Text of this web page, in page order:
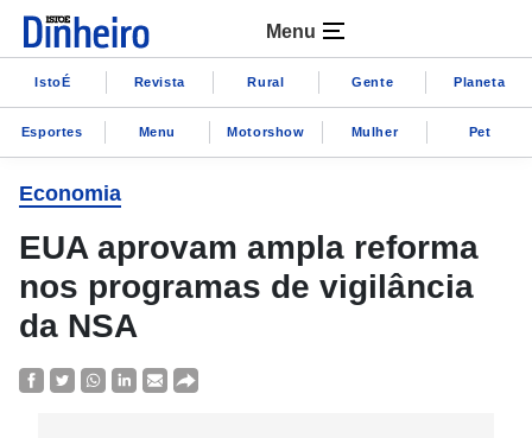
Menu
IstoÉ Revista Rural Gente Planeta
Esportes Menu Motorshow Mulher Pet
Economia
EUA aprovam ampla reforma
nos programas de vigilância
da NSA